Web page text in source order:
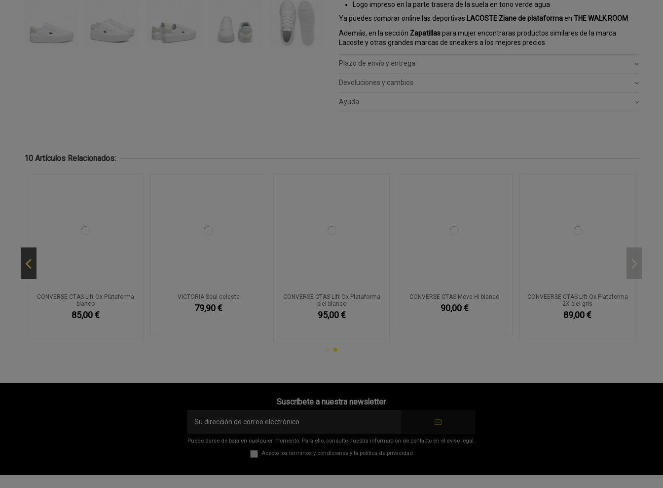
Logo impreso en la parte trasera de la suela en tono verde agua
Ya puedes comprar online las deportivas LACOSTE Zianede plataforma en THE WALK ROOM
Además, en la sección Zapatillaspara mujer encontraras productos similares de la marca
Lacoste y otras grandes marcas de sneakers a los mejores precios.
Plazo de envío y entrega
Devoluciones y cambios
Ayuda
10 Artículos Relacionados:
CONVERSE CTAS Lift Ox Plataforma
blanco
85,00 €
VICTORIA Seul celeste
79,90 €
CONVERSE CTAS Lift Ox Plataforma
piel blanco
95,00 €
CONVERSE CTAS Move Hi blanco
90,00 €
CONVEERSE CTAS Lift Ox Plataforma
2X piel gris
89,00 €
Suscríbete a nuestra newsletter
Puede darse de baja en cualquier momento. Para ello, consulte nuestra información de contacto en el aviso legal.
Acepto los términos y condicionesy la política de privacidad